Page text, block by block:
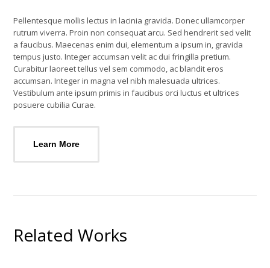
Pellentesque mollis lectus in lacinia gravida. Donec ullamcorper
rutrum viverra. Proin non consequat arcu. Sed hendrerit sed velit
a faucibus. Maecenas enim dui, elementum a ipsum in, gravida
tempus justo. Integer accumsan velit ac dui fringilla pretium.
Curabitur laoreet tellus vel sem commodo, ac blandit eros
accumsan. Integer in magna vel nibh malesuada ultrices.
Vestibulum ante ipsum primis in faucibus orci luctus et ultrices
posuere cubilia Curae.
Learn More
Related Works